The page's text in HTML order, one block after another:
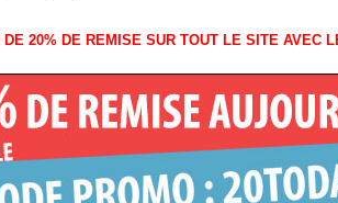
DE 20% DE REMISE SUR TOUT LE SITE AVEC